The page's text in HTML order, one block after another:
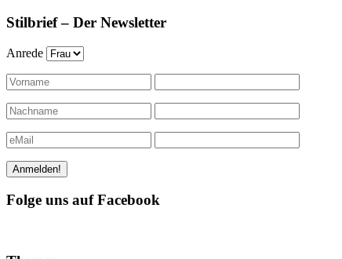
Stilbrief – Der Newsletter
Anrede
Folge uns auf Facebook